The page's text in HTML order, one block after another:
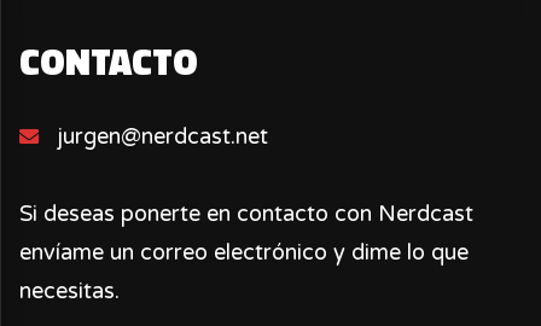
CONTACTO
jurgen@nerdcast.net
Si deseas ponerte en contacto con Nerdcast
envíame un correo electrónico y dime lo que
necesitas.